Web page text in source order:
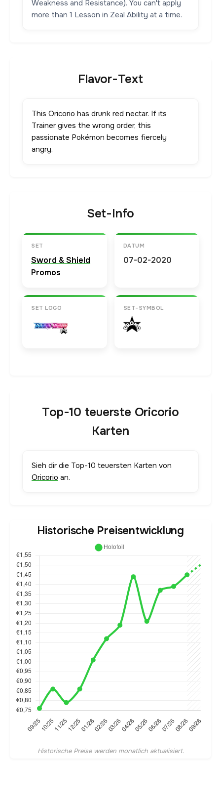
Weakness and Resistance). You can't apply
more than 1 Lesson in Zeal Ability at a time.
Flavor-Text
This Oricorio has drunk red nectar. If its
Trainer gives the wrong order, this
passionate Pokémon becomes fiercely
angry.
Set-Info
SET
Sword & Shield
Promos
DATUM
07-02-2020
SET LOGO SET-SYMBOL
Top-10 teuerste Oricorio
Karten
Sieh dir die Top-10 teuersten Karten von
Oricorio an.
Historische Preisentwicklung
Historische Preise werden monatlich aktualisiert.